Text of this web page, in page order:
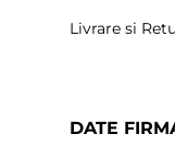
Livrare si
DATE